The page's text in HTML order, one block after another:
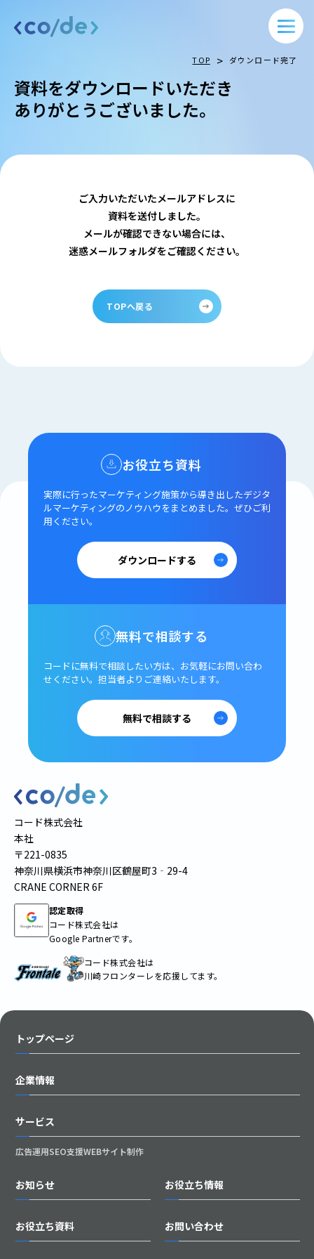
TOP > ダウンロード完了
資料をダウンロードいただき
ありがとうございました。
ご入力いただいたメールアドレスに
資料を送付しました。
メールが確認できない場合には、
迷惑メールフォルダをご確認ください。
TOPへ戻る
お役立ち資料
実際に行ったマーケティング施策から導き出したデジタ
ルマーケティングのノウハウをまとめました。 ぜひご利
用ください。
ダウンロードする
無料で相談する
コードに無料で相談したい方は、 お気軽にお問い合わ
せください。 担当者よりご連絡いたします。
無料で相談する
コード株式会社
本社
〒221-0835
神奈川県横浜市神奈川区鶴屋町3‐29-4
CRANE CORNER 6F
認定取得
コード株式会社は
Google Partnerです。
コード株式会社は
川崎フロンターレを応援してます。
トップページ
企業情報
サービス
広告運用SEO支援WEBサイト制作
お知らせ お役立ち情報
お役立ち資料 お問い合わせ